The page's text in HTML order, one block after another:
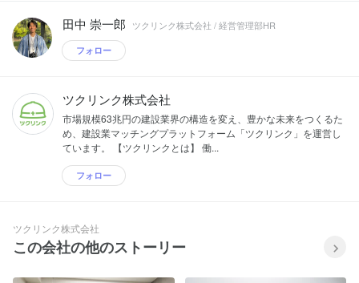
田中 崇一郎 ツクリンク株式会社 / 経営管理部HR
フォロー
ツクリンク株式会社
市場規模63兆円の建設業界の構造を変え、豊かな未来をつくるた
め、建設業マッチングプラットフォーム「ツクリンク」を運営し
ています。 【ツクリンクとは】 働...
フォロー
ツクリンク株式会社
この会社の他のストーリー